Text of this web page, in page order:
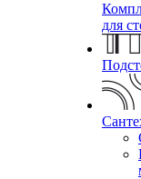
для